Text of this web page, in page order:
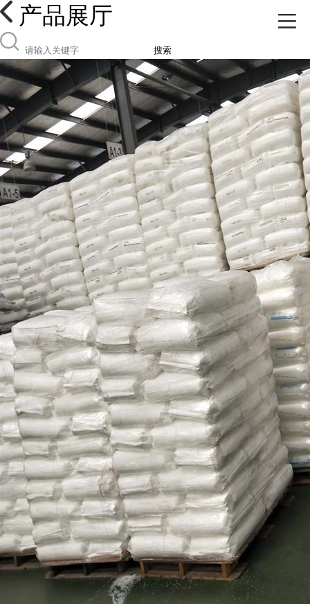
产品展厅
搜索